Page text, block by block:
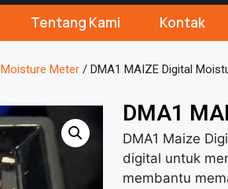
Tentang Kami Kontak
Moisture Meter / DMA1 MAIZE Digital
DMA1
DMA1 Maize
digital untuk
membantu